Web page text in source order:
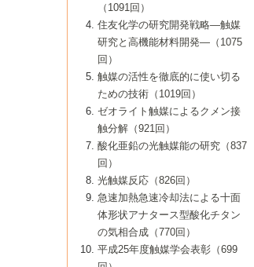
8号 若手研究者による触媒研究の未来展望
2：大学・研究所編
8号 イオン液体の応用
8号 多機能型リアクター
8号 超臨界流体を用いた化学プロセスの新
6号 第94回触媒討論会
7号 サブナノレベルでみた新しい表面現象
8号 オレフィン重合触媒の新たな展
5号 基礎化学品製造の触媒技術
6号 第92回触媒討論会
7号 基礎化学品製造の触媒技術
8号 資源の循環と触媒技術
4号 ナノ材料の調製と機能化
5号 こんな触媒が欲しい
6号 第90回触媒討論会
7号 触媒研究と学術雑誌/情報
8号 若い世代からみた触媒化学の現状と未
3号 生体触媒とバイオプロセス
4号 水素製造・利用の触媒化学
5号 触媒研究における新しい切り口：コン
ビナトリアルケミストリー
6号 第88回触媒討論会特集号
7号 企業における触媒研究のブレークスル
8号 この材料を触媒として使ってみません
2号 第85回触媒討論会
3号 反応ダイナミクス
5号 触媒のおもしろさをどのように伝える
6号 第86回触媒討論会
7号 水素化精製触媒の新しい展開
8号 新しい反応性と機能性を目指した金属
クラスタ-化学
1号 孔、穴、あな?-特異な空間とその利用-
2号 第83回触媒討論会
3号 均一系触媒反応最前線
4号 実用炭素材料の新展開
5号 研究の方法論を考える
7号 機能性金属材料と触媒
8号 触媒研究へのNMRの応用と展望
▼40巻（1998年）
進展と21世紀への提言/創立40周年記念・触
媒学会この10年の歩みとこれから/創立40周
2号 第81回触媒討論会
3号 計算機触媒化学へのさそい
4号 触媒劣化の制御と予測
5号 最新の実用プロセスと触媒
6号 第82回触媒討論会
7号 ナノ構造体の化学
8号 あの反応は今
1号 均一系と不均一系触媒反応-その特徴と
接点
2号 第79回触媒討論会
3号 最新NO除去触媒の実用化研究
4号 新しい反応場を目指した触媒調製
5号 反応・分離技術の新しい展開
6号 第80回触媒討論会
8号 AFMでみる世界
▼38巻（1996年）
1号 触媒の構造と触媒作用/C1化学を中心と
する21世紀への触媒
3号 オリンピックメダル:金・銀・銅はどん
な触媒作用を示すか
4号 触媒作用における機能の複合化
5号 未来を拓け！若手研究者
6号 第78回触媒討論会
7号 ダイナミックな領域への触媒研究の展
開/C1化学を中心とする21世紀への触媒
▼37巻（1995年）
1号 ファインケミカルズと固体触媒
2号 第75回触媒討論会
3号 希土類を利用した触媒
4号 触媒とリサイクル
5号 エネルギー変換触媒
6号 第76回触媒討論会
7号 表面吸着相の新しい展開
8号 マイクロポーラス・クリスタル触媒の
▼36巻（1994年）
1号 電気化学と触媒
2号 第73回触媒討論会
3号 C4化学の展開
4号 《通常号》
5号 《通常号》
6号 第74回触媒討論会
▼35巻（1993年）
1号 工業触媒開発マニュアル―探索から工
業化まで
2号 第71回触媒討論会
3号 研究開発のうらおもて―着想と展開
4号 触媒劣化と寿命の予測
5号 環境に優しい触媒
▼34巻（1992年）
1号 インパクトを与えたこの研究
2号 第69回触媒討論会
3号 ケミカルズ合成触媒―新しい展開と応
▼33巻（1991年）
1号 触媒プロセス開発マニュアル―探索か
ら工業化まで，知っておきたいこと PartII
2号 第67回触媒討論会
▼32巻（1990年）
1号 21世紀に向けて触媒研究の飛躍をめざ
す―触媒化学の裾野を広げよう
2号 第65回触媒討論会
▼31巻（1989年）
1号 情報科学と反応設計・材料設計
▼30巻（1988年）
（1091回）
住友化学の研究開発戦略―触媒
研究と高機能材料開発―（1075
回）
触媒の活性を徹底的に使い切る
ための技術（1019回）
ゼオライト触媒によるクメン接
触分解（921回）
酸化亜鉛の光触媒能の研究（837
回）
光触媒反応（826回）
急速加熱急速冷却法による十面
体形状アナタース型酸化チタン
の気相合成（770回）
平成25年度触媒学会表彰（699